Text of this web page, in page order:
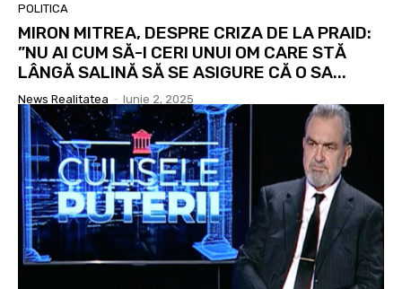
POLITICA
MIRON MITREA, DESPRE CRIZA DE LA PRAID:
”NU AI CUM SĂ-I CERI UNUI OM CARE STĂ
LÂNGĂ SALINĂ SĂ SE ASIGURE CĂ O SA...
News Realitatea - Iunie 2, 2025